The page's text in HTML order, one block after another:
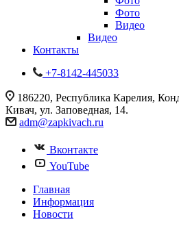
Фото
Видео
Видео
Контакты
+7-8142-445033
186220, Республика Карелия,
Кивач, ул. Заповедная, 14.
adm@zapkivach.ru
Вконтакте
YouTube
Главная
Информация
Новости